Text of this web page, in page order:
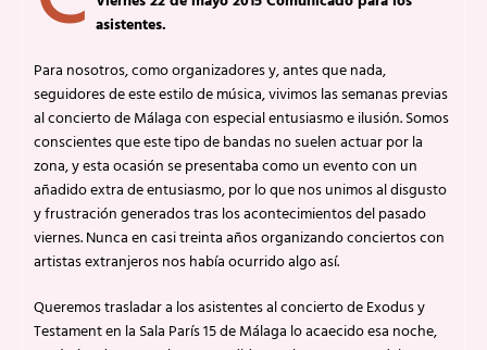
asistentes.
Para nosotros, como organizadores y, antes que nada,
seguidores de este estilo de música, vivimos las semanas previas
al concierto de Málaga con especial entusiasmo e ilusión. Somos
conscientes que este tipo de bandas no suelen actuar por la
zona, y esta ocasión se presentaba como un evento con un
añadido extra de entusiasmo, por lo que nos unimos al disgusto
y frustración generados tras los acontecimientos del pasado
viernes. Nunca en casi treinta años organizando conciertos con
artistas extranjeros nos había ocurrido algo así.
Queremos trasladar a los asistentes al concierto de Exodus y
Testament en la Sala París 15 de Málaga lo acaecido esa noche,